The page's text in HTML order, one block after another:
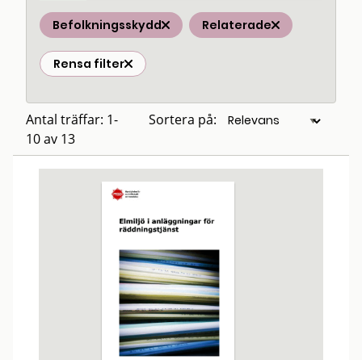
Befolkningsskydd Relaterade
Rensa filter
Antal träffar: 1-
10 av 13
Sortera på: